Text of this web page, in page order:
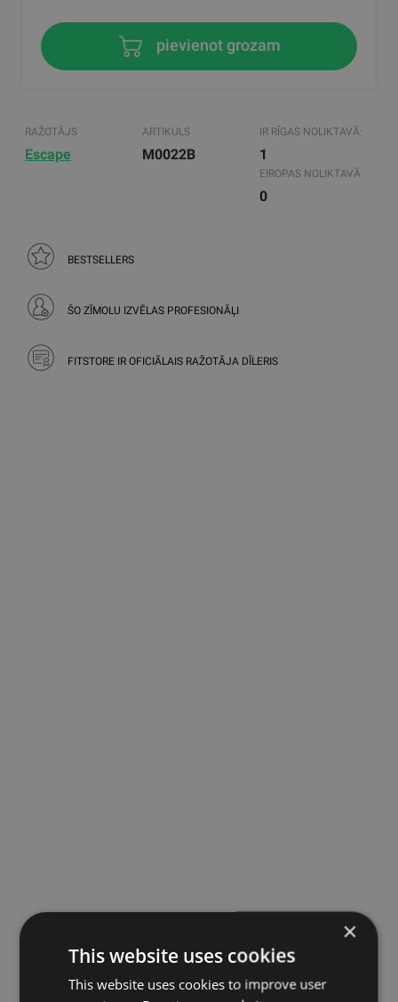
pievienot grozam
RAŽOTĀJS
Escape
ARTIKULS
M0022B
IR RĪGAS NOLIKTAVĀ:
1
EIROPAS NOLIKTAVĀ
0
BESTSELLERS
ŠO ZĪMOLU IZVĒLAS PROFESIONĀĻI
FITSTORE IR OFICIĀLAIS RAŽOTĀJA DĪLERIS
×
This website uses cookies
This website uses cookies to improve user